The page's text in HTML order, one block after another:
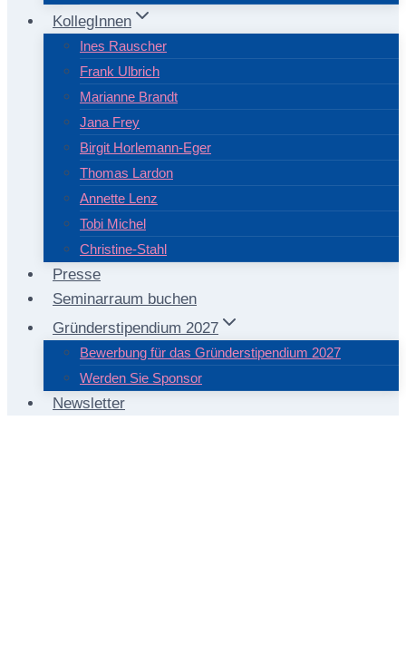
KollegInnen
Ines Rauscher
Frank Ulbrich
Marianne Brandt
Jana Frey
Birgit Horlemann-Eger
Thomas Lardon
Annette Lenz
Tobi Michel
Christine-Stahl
Presse
Seminarraum buchen
Gründerstipendium 2027
Bewerbung für das Gründerstipendium 2027
Werden Sie Sponsor
Newsletter